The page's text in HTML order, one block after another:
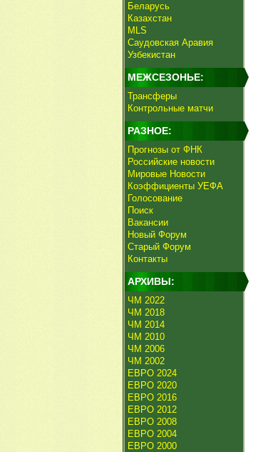
Беларусь
Казахстан
MLS
Саудовская Аравия
Узбекистан
МЕЖСЕЗОНЬЕ:
Трансферы
Контрольные матчи
РАЗНОЕ:
Прогнозы от ФНК
Российские новости
Мировые Новости
Коэффициенты УЕФА
Голосование
Поиск
Вакансии
Новый Форум
Старый Форум
Контакты
АРХИВЫ:
ЧМ 2022
ЧМ 2018
ЧМ 2014
ЧМ 2010
ЧМ 2006
ЧМ 2002
ЕВРО 2024
ЕВРО 2020
ЕВРО 2016
ЕВРО 2012
ЕВРО 2008
ЕВРО 2004
ЕВРО 2000